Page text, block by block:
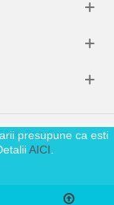
presupune ca esti
AICI
Reg. Com.